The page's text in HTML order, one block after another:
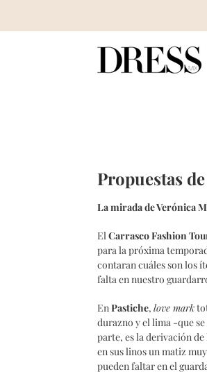
Propuestas
La mirada de Verónica
ElCarrasco Fashion
para la próxima
contaran cuáles son los
falta en nuestro
EnPastiche, love mark
durazno y el lima -que
parte, es la derivación
en sus linos un matiz
pueden faltar en el